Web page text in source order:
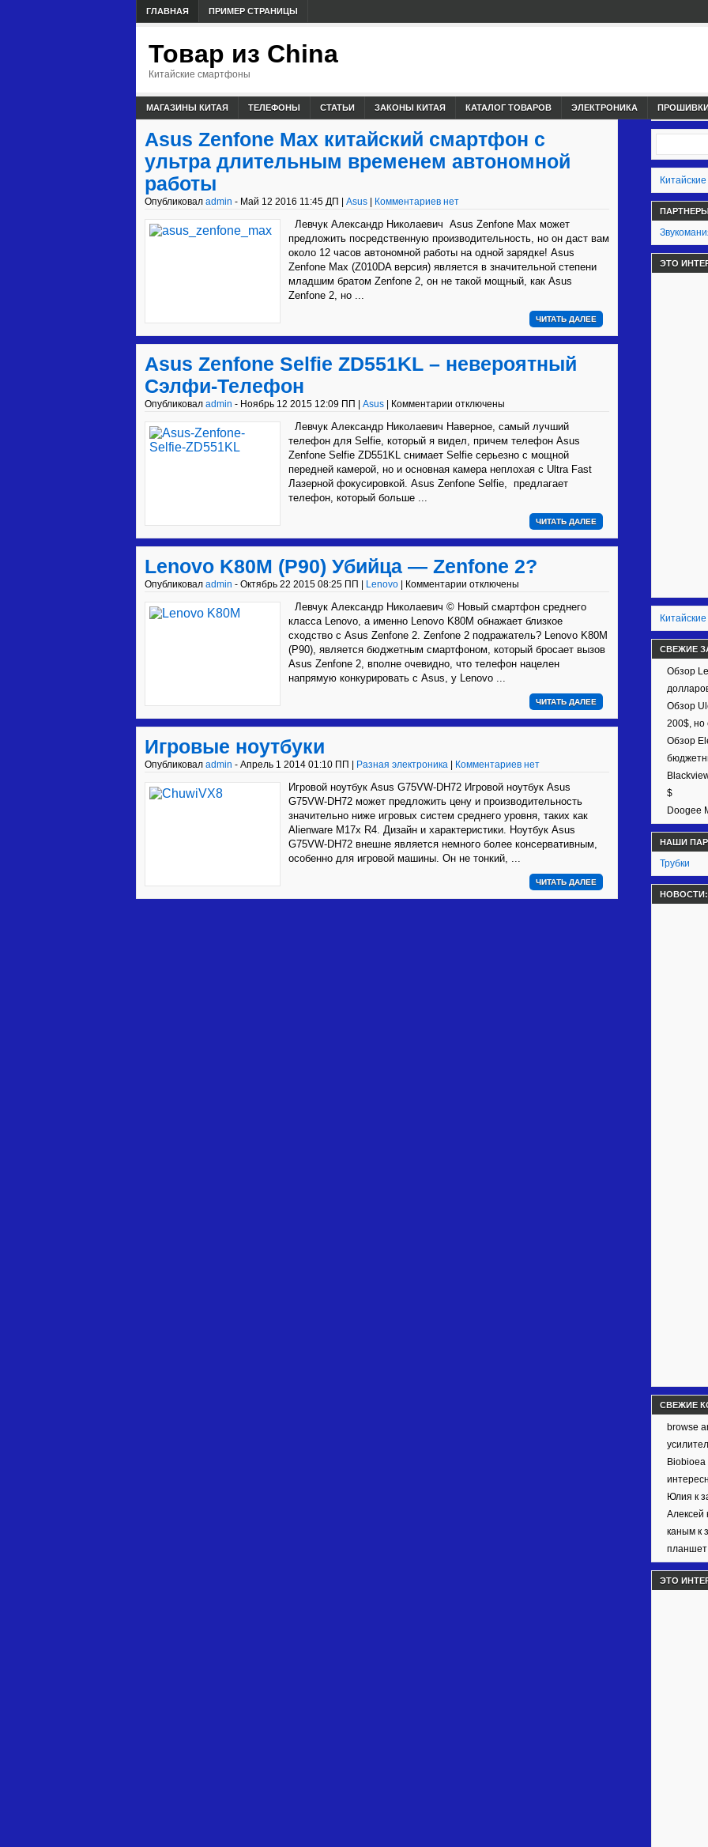
ГЛАВНАЯ ПРИМЕР СТРАНИЦЫ
Товар из China
Китайские смартфоны
МАГАЗИНЫ КИТАЯ ТЕЛЕФОНЫ СТАТЬИ ЗАКОНЫ КИТАЯ КАТАЛОГ ТОВАРОВ ЭЛЕКТРОНИКА
Asus Zenfone Max китайский смартфон с
ультра длительным временем автономной
работы
Опубликовал admin - Май 12 2016 11:45 ДП | Asus Комментариев нет
Левчук Александр Николаевич Asus Zenfone Max может
предложить посредственную производительность, но он даст вам
около 12 часов автономной работы на одной зарядке! Asus
Zenfone Max (Z010DA версия) является в значительной степени
младшим братом Zenfone 2, он не такой мощный, как Asus
Zenfone 2, но ...
ЧИТАТЬ ДАЛЕЕ
Asus Zenfone Selfie ZD551KL – невероятный
Сэлфи-Телефон
Опубликовал admin - Ноябрь 12 2015 12:09 ПП | Asus Комментарии отключены
Левчук Александр Николаевич Наверное, самый лучший
телефон для Selfie, который я видел, причем телефон Asus
Zenfone Selfie ZD551KL снимает Selfie серьезно с мощной
передней камерой, но и основная камера неплохая с Ultra Fast
Лазерной фокусировкой. Asus Zenfone Selfie, предлагает
телефон, который больше ...
ЧИТАТЬ ДАЛЕЕ
Lenovo K80M (P90) Убийца — Zenfone 2?
Опубликовал admin - Октябрь 22 2015 08:25 ПП | Lenovo Комментарии отключены
Левчук Александр Николаевич © Новый смартфон среднего
класса Lenovo, а именно Lenovo K80M обнажает близкое
сходство с Asus Zenfone 2. Zenfone 2 подражатель? Lenovo K80M
(P90), является бюджетным смартфоном, который бросает вызов
Asus Zenfone 2, вполне очевидно, что телефон нацелен
напрямую конкурировать с Asus, у Lenovo ...
ЧИТАТЬ ДАЛЕЕ
Игровые ноутбуки
Опубликовал admin - Апрель 1 2014 01:10 ПП | Разная электроника Комментариев нет
Игровой ноутбук Asus G75VW-DH72 Игровой ноутбук Asus
G75VW-DH72 может предложить цену и производительность
значительно ниже игровых систем среднего уровня, таких как
Alienware M17x R4. Дизайн и характеристики. Ноутбук Asus
G75VW-DH72 внешне является немного более консервативным,
особенно для игровой машины. Он не тонкий, ...
ЧИТАТЬ ДАЛЕЕ
ПАРТНЕРЫ
ЭТО
СВЕЖИЕ
Обзор
Обзор
200$, но
Обзор
$
Doogee
НАШИ
Трубки
НОВОСТИ:
СВЕЖИЕ
browse
Biobioea
Юлия к
Алексей
каным к
планшет
ЭТО